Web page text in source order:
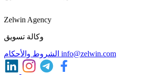
Zelwin Agency
وكالة تسويق
info@zelwin.com